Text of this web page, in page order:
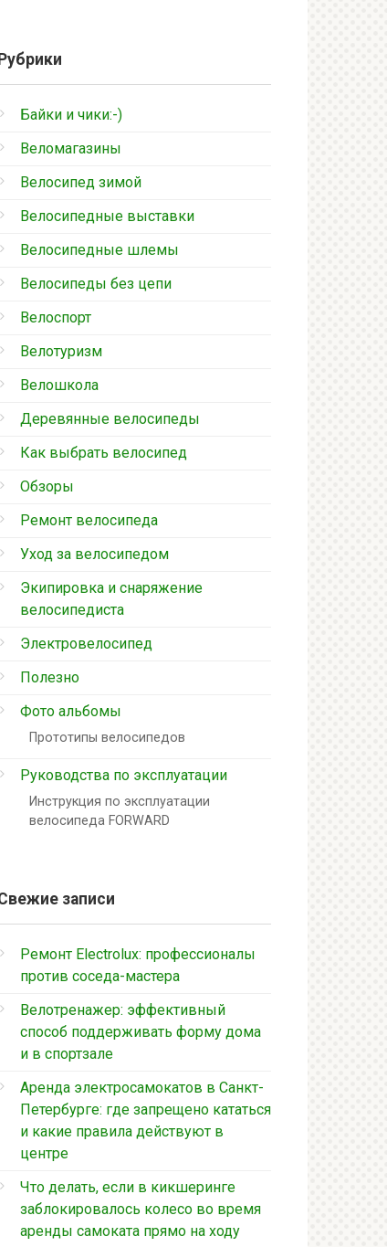
Рубрики
Байки и чики:-)
Веломагазины
Велосипед зимой
Велосипедные выставки
Велосипедные шлемы
Велосипеды без цепи
Велоспорт
Велотуризм
Велошкола
Деревянные велосипеды
Как выбрать велосипед
Обзоры
Ремонт велосипеда
Уход за велосипедом
Экипировка и снаряжение
велосипедиста
Электровелосипед
Полезно
Фото альбомы
Прототипы велосипедов
Руководства по эксплуатации
Инструкция по эксплуатации
велосипеда FORWARD
записи
Ремонт Electrolux: профессионалы
против соседа-мастера
Велотренажер: эффективный
способ поддерживать форму дома
и в спортзале
Аренда электросамокатов в Санкт-
Петербурге: где запрещено кататься
и какие правила действуют в
центре
Что делать, если в кикшеринге
заблокировалось колесо во время
аренды самоката прямо на ходу